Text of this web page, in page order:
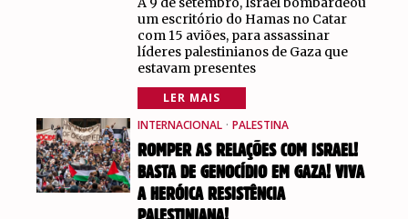
um escritório do Hamas no Catar
com 15 aviões, para assassinar
líderes palestinianos de Gaza que
estavam presentes
LER MAIS
INTERNACIONAL · PALESTINA
ROMPER AS RELAÇÕES COM ISRAEL!
BASTA DE GENOCÍDIO EM GAZA! VIVA
A HERÓICA RESISTÊNCIA